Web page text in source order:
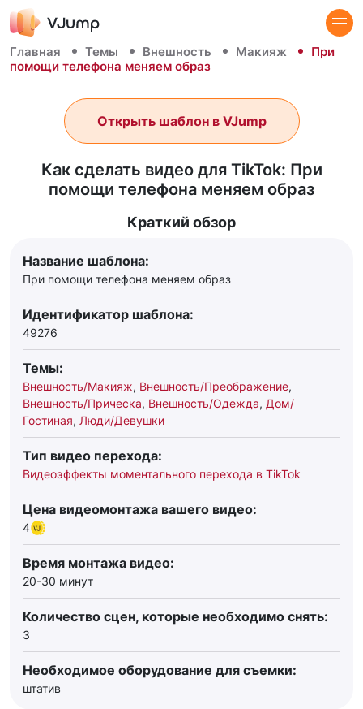
Главная Темы Внешность Макияж
При
помощи телефона меняем образ
Как сделать видео для TikTok: При
помощи телефона меняем образ
Открыть шаблон в VJump
Краткий обзор
Название шаблона:
При помощи телефона меняем образ
Идентификатор шаблона:
49276
Темы:
Внешность/Макияж, Внешность/Преображение,
Внешность/Прическа, Внешность/Одежда, Дом/
Гостиная, Люди/Девушки
Тип видео перехода:
Видеоэффекты моментального перехода в TikTok
Цена видеомонтажа вашего видео:
4
Время монтажа видео:
20-30 минут
Количество сцен, которые необходимо снять:
3
Необходимое оборудование для съемки:
штатив